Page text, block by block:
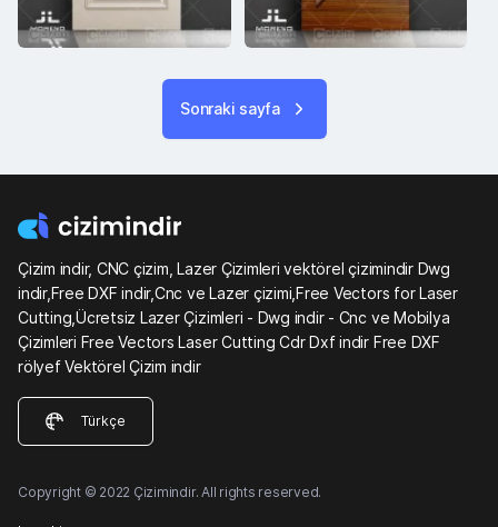
Sonraki sayfa
Çizim indir, CNC çizim, Lazer Çizimleri vektörel çizimindir Dwg
indir,Free DXF indir,Cnc ve Lazer çizimi,Free Vectors for Laser
Cutting,Ücretsiz Lazer Çizimleri - Dwg indir - Cnc ve Mobilya
Çizimleri Free Vectors Laser Cutting Cdr Dxf indir Free DXF
rölyef Vektörel Çizim indir
Türkçe
Copyright © 2022 Çizimindir. All rights reserved.